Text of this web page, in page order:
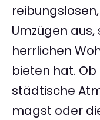
Umzügen
herrlichen
bieten hat.
städtische
magst oder